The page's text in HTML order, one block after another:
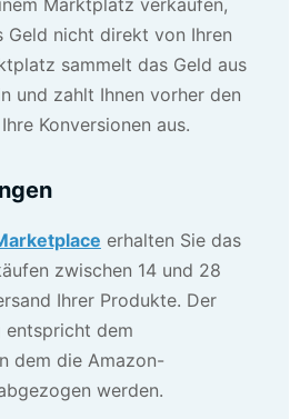
Geld nicht direkt von Ihren
sammelt das Geld aus
und zahlt Ihnen vorher den
Konversionen aus.
erhalten Sie das
zwischen 14 und 28
Ihrer Produkte. Der
entspricht dem
dem die Amazon-
werden.